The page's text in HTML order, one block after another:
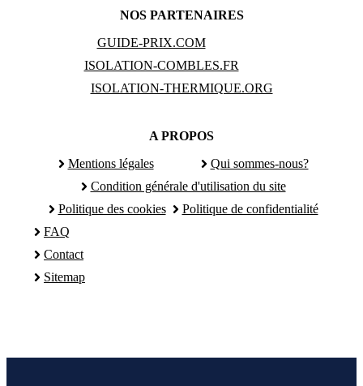
NOS PARTENAIRES
GUIDE-PRIX.COM
ISOLATION-COMBLES.FR
ISOLATION-THERMIQUE.ORG
A PROPOS
Mentions légales
Qui sommes-nous?
Condition générale d'utilisation du site
Politique des cookies
Politique de confidentialité
FAQ
Contact
Sitemap